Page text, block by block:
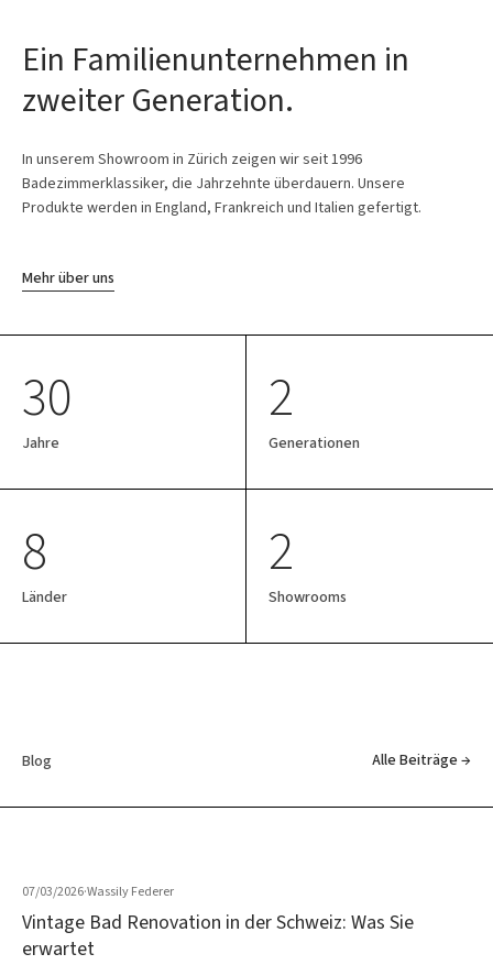
Ein Familienunternehmen in
zweiter Generation.
In unserem Showroom in Zürich zeigen wir seit 1996
Badezimmerklassiker, die Jahrzehnte überdauern. Unsere
Produkte werden in England, Frankreich und Italien gefertigt.
Mehr über uns
30
Jahre
2
Generationen
8
Länder
2
Showrooms
Blog Alle Beiträge →
07/03/2026·Wassily Federer
Vintage Bad Renovation in der Schweiz: Was Sie
erwartet